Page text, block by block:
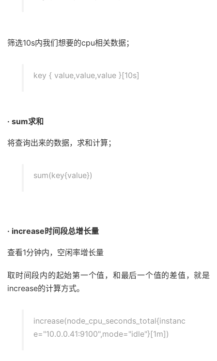
筛选10s内我们想要的cpu相关数据；
key { value,value,value }[10s]
· sum求和
将查询出来的数据，求和计算；
sum(key{value})
· increase时间段总增长量
查看1分钟内，空闲率增长量
取时间段内的起始第一个值，和最后一个值的差值，就是
increase的计算方式。
increase(node_cpu_seconds_total{instanc
e="10.0.0.41:9100",mode="idle"}[1m])